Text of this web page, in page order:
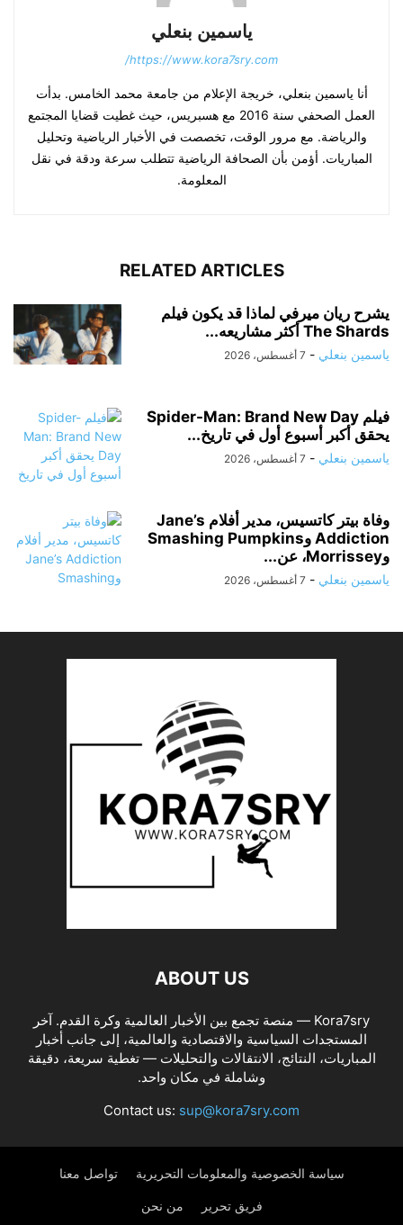
ياسمين بنعلي
https://www.kora7sry.com/
أنا ياسمين بنعلي، خريجة الإعلام من جامعة محمد الخامس. بدأت
العمل الصحفي سنة 2016 مع هسبريس، حيث غطيت قضايا المجتمع
والرياضة. مع مرور الوقت، تخصصت في الأخبار الرياضية وتحليل
المباريات. أؤمن بأن الصحافة الرياضية تتطلب سرعة ودقة في نقل
المعلومة.
RELATED ARTICLES
يشرح ريان ميرفي لماذا قد يكون فيلم
The Shards أكثر مشاريعه...
ياسمين بنعلي - 7 أغسطس، 2026
فيلم Spider-Man: Brand New Day
يحقق أكبر أسبوع أول في تاريخ...
ياسمين بنعلي - 7 أغسطس، 2026
وفاة بيتر كاتسيس، مدير أفلام Jane’s
Addiction وSmashing Pumpkins
وMorrissey، عن...
ياسمين بنعلي - 7 أغسطس، 2026
ABOUT US
Kora7sry — منصة تجمع بين الأخبار العالمية وكرة القدم. آخر
المستجدات السياسية والاقتصادية والعالمية، إلى جانب أخبار
المباريات، النتائج، الانتقالات والتحليلات — تغطية سريعة، دقيقة
وشاملة في مكان واحد.
Contact us: sup@kora7sry.com
سياسة الخصوصية والمعلومات التحريرية تواصل معنا
فريق تحرير من نحن